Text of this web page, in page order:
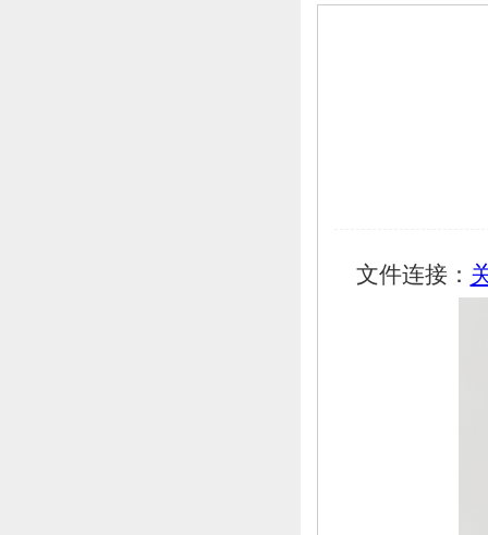
文件连接：